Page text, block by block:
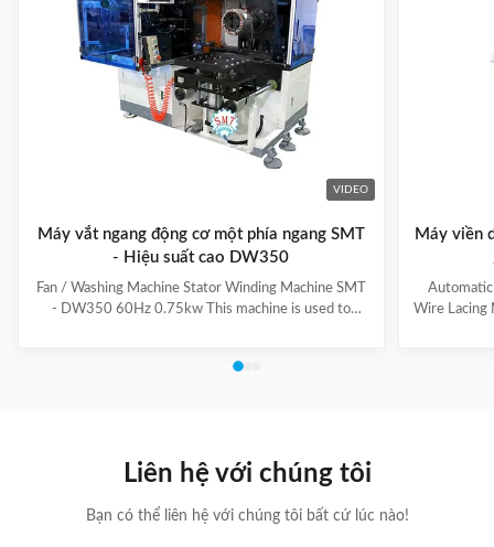
VIDEO
Máy vắt ngang động cơ một phía ngang SMT
- Hiệu suất cao DW350
Fan / Washing Machine Stator Winding Machine SMT
- DW350 60Hz 0.75kw This machine is used to
the necessary data. With easy and convenient tooling
motor.Horizontal Winding Inserting
Máy viền
Automatic
Wire Lacing
Liên hệ với chúng tôi
Bạn có thể liên hệ với chúng tôi bất cứ lúc nào!